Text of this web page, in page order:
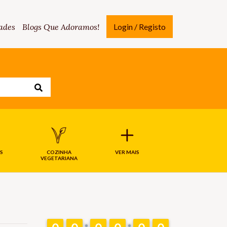
Blogs Que Adoramos! Login / Registo
COZINHA
VEGETARIANA
VER MAIS